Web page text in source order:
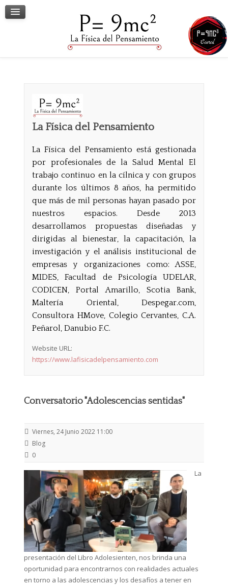
Terapia Individual
La Física del Pensamiento
La Física del Pensamiento está gestionada
por profesionales de la Salud Mental El
trabajo continuo en la cílnica y con grupos
durante los últimos 8 años, ha permitido
que más de mil personas hayan pasado por
nuestros espacios. Desde 2013
desarrollamos propuestas diseñadas y
dirigidas al bienestar, la capacitación, la
investigación y el análisis institucional de
empresas y organizaciones como: ASSE,
MIDES, Facultad de Psicología UDELAR,
CODICEN, Portal Amarillo, Scotia Bank,
Maltería Oriental, Despegar.com,
Consultora HMove, Colegio Cervantes, C.A.
Peñarol, Danubio F.C.
Website URL:
https://www.lafisicadelpensamiento.com
Conversatorio "Adolescencias sentidas"
Viernes, 24 Junio 2022 11:00
Blog
0
La
presentación del Libro Adolesienten, nos brinda una
oportunidad para encontrarnos con realidades actuales
en torno a las adolescencias y los desafíos a tener en